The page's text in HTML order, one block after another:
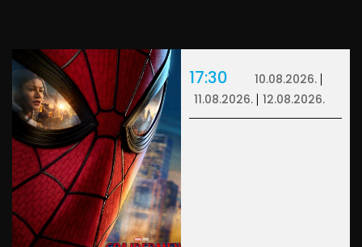
17:30
10.08.2026.
11.08.2026.
12.08.2026.